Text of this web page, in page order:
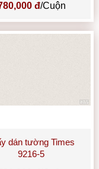
đ/Cuộn
dán tường Times
9216-5